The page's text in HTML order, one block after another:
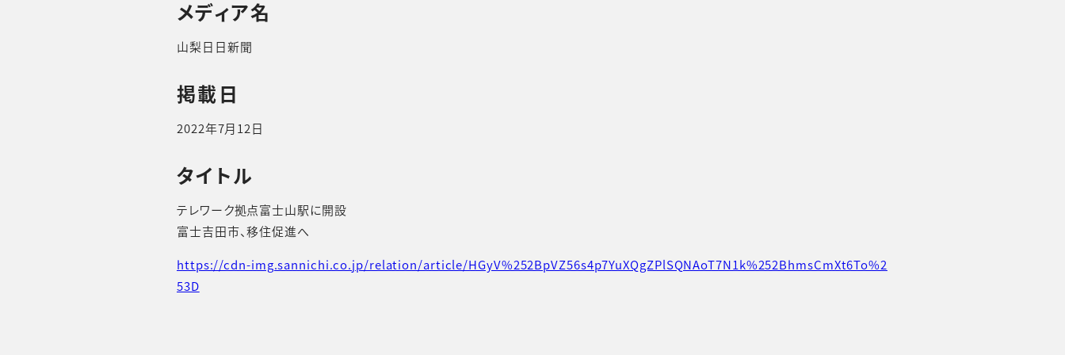
メディア名
山梨日日新聞
掲載日
2022年7月12日
タイトル
テレワーク拠点富士山駅に開設
富士吉田市、移住促進へ
https://cdn-img.sannichi.co.jp/relation/article/HGyV%252BpVZ56s4p7YuXQgZPlSQNAoT7N1k%252BhmsCmXt6To%2
53D